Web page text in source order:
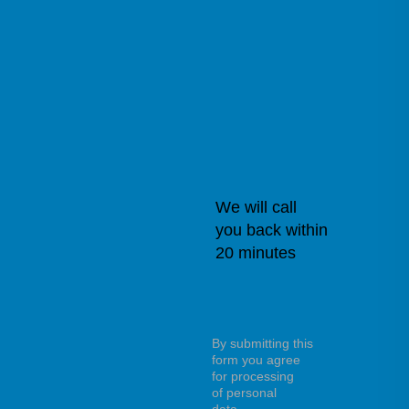
By submitting this
form you agree
for processing
of personal
We will call
you back within
20 minutes